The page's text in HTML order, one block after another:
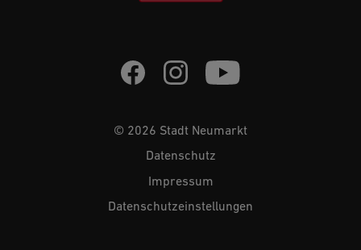
© 2026 Stadt Neumarkt
Datenschutz
Impressum
Datenschutzeinstellungen